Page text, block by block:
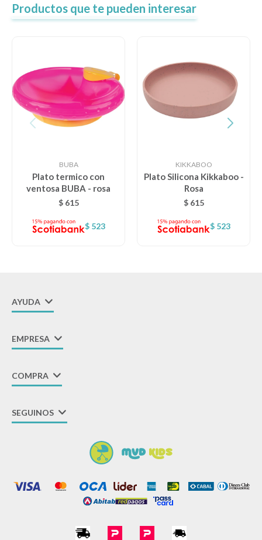
Productos que te pueden interesar
BUBA
Plato termico con
ventosa BUBA - rosa
$ 615
$ 523
KIKKABOO
Plato Silicona Kikkaboo -
Rosa
$ 615
$ 523
AYUDA
EMPRESA
COMPRA
SEGUINOS